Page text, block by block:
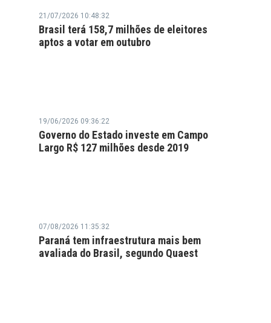
21/07/2026 10:48:32
Brasil terá 158,7 milhões de eleitores
aptos a votar em outubro
19/06/2026 09:36:22
Governo do Estado investe em Campo
Largo R$ 127 milhões desde 2019
07/08/2026 11:35:32
Paraná tem infraestrutura mais bem
avaliada do Brasil, segundo Quaest